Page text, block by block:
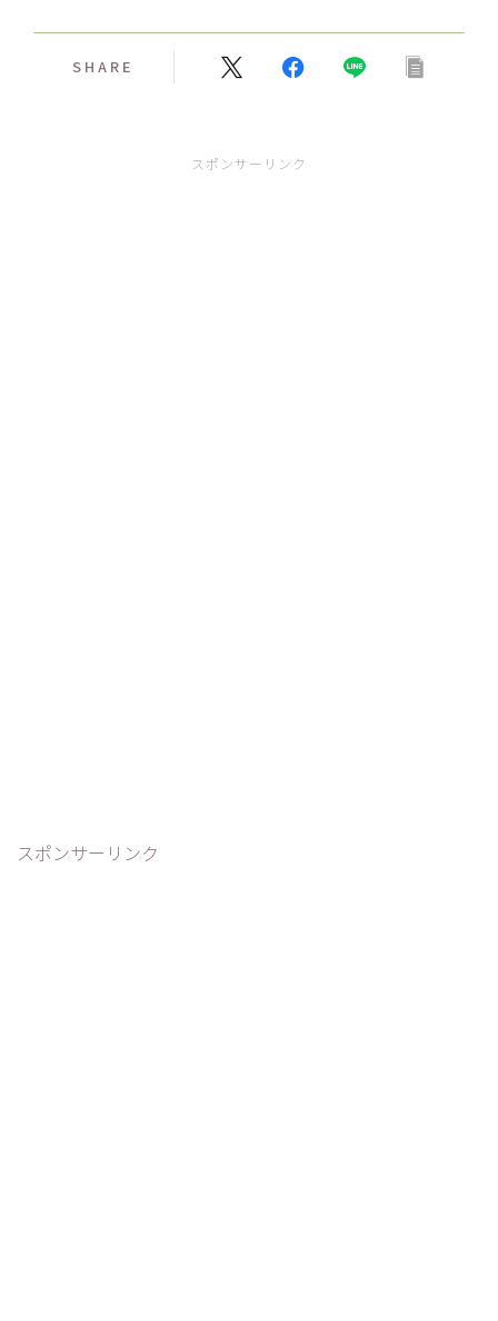
SHARE
スポンサーリンク
スポンサーリンク